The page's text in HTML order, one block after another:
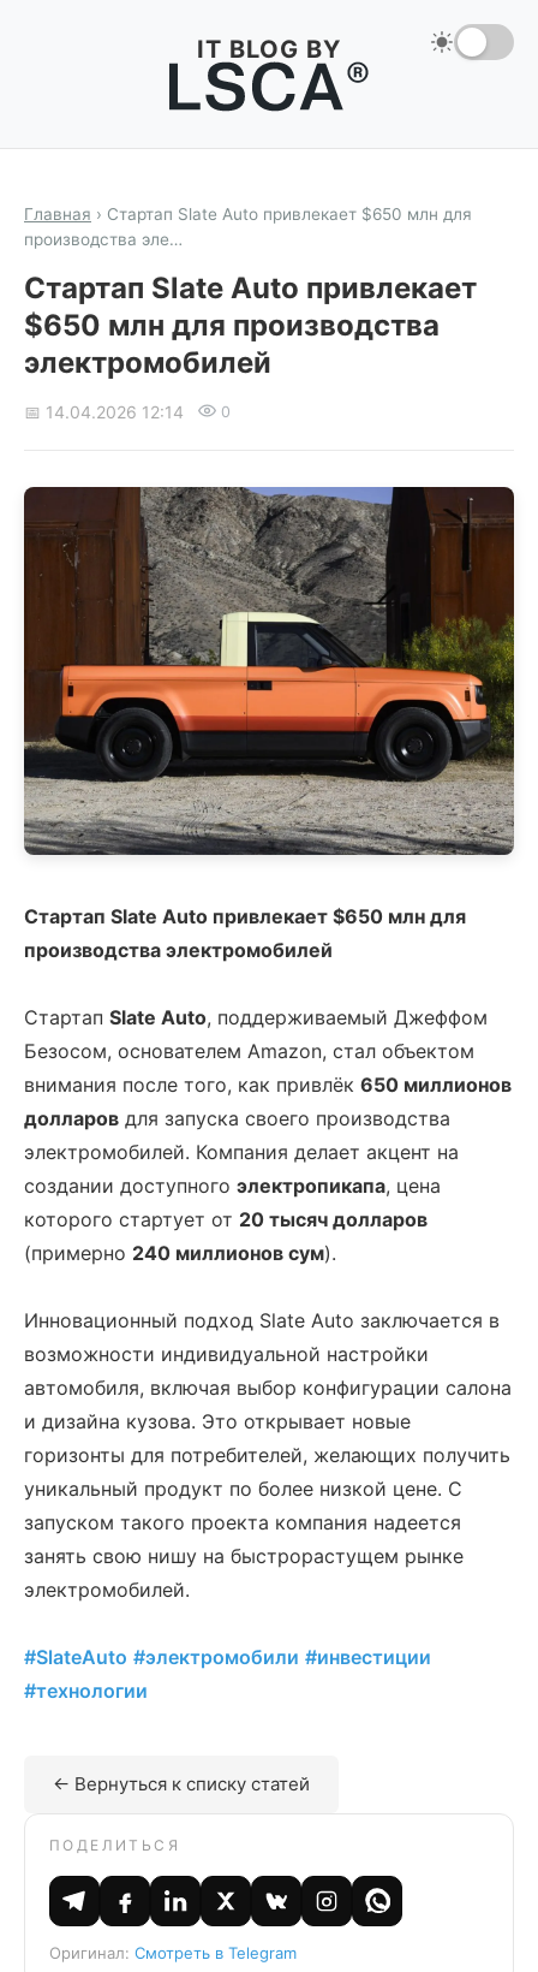
IT BLOG BY
Главная › Стартап Slate Auto привлекает $650 млн для
производства эле…
Стартап Slate Auto привлекает
$650 млн для производства
электромобилей
📅 14.04.2026 12:14 0
Стартап Slate Auto привлекает $650 млн для
производства электромобилей
Стартап Slate Auto, поддерживаемый Джеффом
Безосом, основателем Amazon, стал объектом
внимания после того, как привлёк 650 миллионов
долларов для запуска своего производства
электромобилей. Компания делает акцент на
создании доступного электропикапа, цена
которого стартует от 20 тысяч долларов
(примерно 240 миллионов сум).
Инновационный подход Slate Auto заключается в
возможности индивидуальной настройки
автомобиля, включая выбор конфигурации салона
и дизайна кузова. Это открывает новые
горизонты для потребителей, желающих получить
уникальный продукт по более низкой цене. С
запуском такого проекта компания надеется
занять свою нишу на быстрорастущем рынке
электромобилей.
#SlateAuto #электромобили #инвестиции
#технологии
← Вернуться к списку статей
ПОДЕЛИТЬСЯ
Оригинал: Смотреть в Telegram